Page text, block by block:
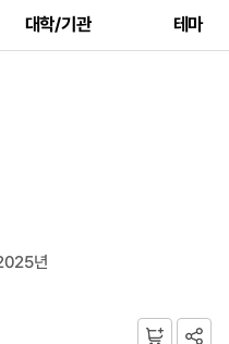
대학/기관 테마
년